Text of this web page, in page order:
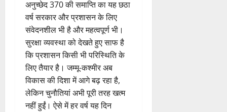
अनुच्छेद 370 की समाप्ति का यह छठा
वर्ष सरकार और प्रशासन के लिए
संवेदनशील भी है और महत्वपूर्ण भी।
सुरक्षा व्यवस्था को देखते हुए साफ है
कि प्रशासन किसी भी परिस्थिति के
लिए तैयार है। जम्मू-कश्मीर अब
विकास की दिशा में आगे बढ़ रहा है,
लेकिन चुनौतियां अभी पूरी तरह खत्म
नहीं हुईं। ऐसे में हर वर्ष यह दिन